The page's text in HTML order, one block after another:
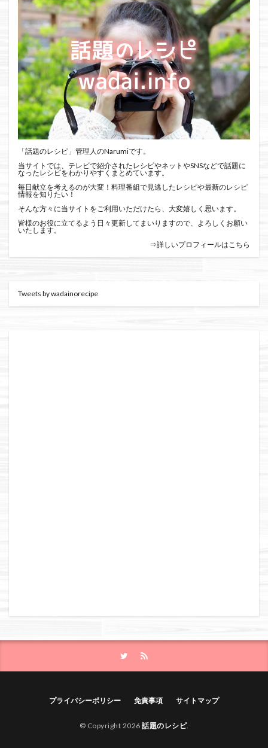
「話題のレシピ」管理人のNarumiです。
当サイトでは、テレビで紹介されたレシピやネットやSNSなどで話題に
なったレシピをわかりやすくまとめています。
毎日献立を考えるのが大変！料理番組で見逃したレシピや最新のレシピ
情報を知りたい！
そんな方々に当サイトをご利用いただけたら、大変嬉しく思います。
皆様のお役に立てるよう日々更新してまいりますので、よろしくお願い
いたします。
⇒詳しいプロフィールはこちら
Tweets by wadainorecipe
プライバシーポリシー 免責事項 サイトマップ
© Copyright 2026 話題のレシピ.